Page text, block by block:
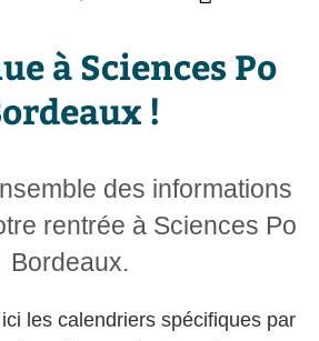
à Sciences Po
!
des informations
rentrée à Sciences Po
Bordeaux.
les calendriers spécifiques par